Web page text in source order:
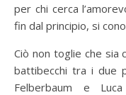
per chi cerca
fin dal principio, si
Ciò non toglie che sia
battibecchi tra i due
Felberbaum e